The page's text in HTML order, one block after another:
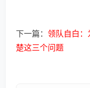
下一篇： 领队自白：
楚这三个问题